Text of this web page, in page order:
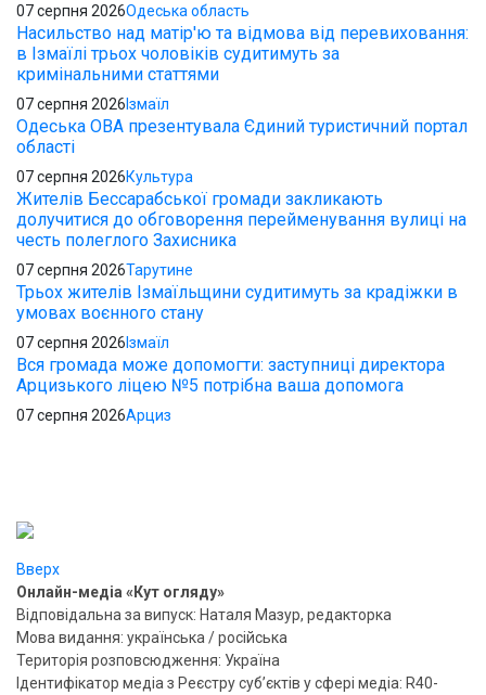
07 серпня 2026Одеська область
Насильство над матір'ю та відмова від перевиховання:
в Ізмаїлі трьох чоловіків судитимуть за
кримінальними статтями
07 серпня 2026 Ізмаїл
Одеська ОВА презентувала Єдиний туристичний портал
області
07 серпня 2026Культура
Жителів Бессарабської громади закликають
долучитися до обговорення перейменування вулиці на
честь полеглого Захисника
07 серпня 2026Тарутине
Трьох жителів Ізмаїльщини судитимуть за крадіжки в
умовах воєнного стану
07 серпня 2026 Ізмаїл
Вся громада може допомогти: заступниці директора
Арцизького ліцею №5 потрібна ваша допомога
07 серпня 2026Арциз
Вверх
Онлайн-медіа «Кут огляду»
Відповідальна за випуск: Наталя Мазур, редакторка
Мова видання: українська / російська
Територія розповсюдження: Україна
Ідентифікатор медіа з Реєстру суб’єктів у сфері медіа: R40-